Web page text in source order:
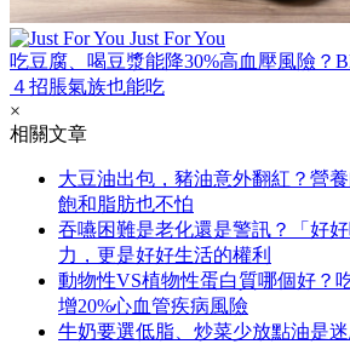
Just For You
吃豆腐、喝豆漿能降30%高血壓風險？
４招脹氣族也能吃
×
相關文章
大豆油出包，豬油意外翻紅？營
飽和脂肪也不怕
吞嚥困難是老化還是警訊？「好
力，更是好好生活的權利
動物性VS植物性蛋白質哪個好？
增20%心血管疾病風險
牛奶要選低脂、炒菜少放點油是